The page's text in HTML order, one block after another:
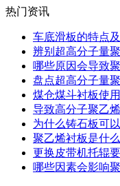
热门资讯
车底滑板的特点
辨别超高分子量
哪些原因会导致
盘点超高分子量
煤仓煤斗衬板使
导致高分子聚乙
为什么铸石板可
聚乙烯衬板是什
更换皮带机托辊
哪些因素会影响